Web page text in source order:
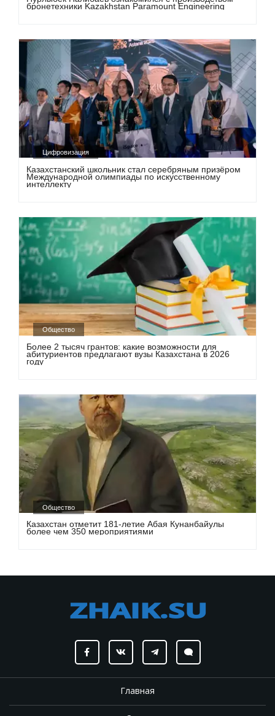
бронетехники Kazakhstan Paramount Engineering
Цифровизация
Казахстанский школьник стал серебряным призёром
Международной олимпиады по искусственному
интеллекту
Общество
Более 2 тысяч грантов: какие возможности для
абитуриентов предлагают вузы Казахстана в 2026
году
Общество
Казахстан отметит 181-летие Абая Кунанбайулы
более чем 350 мероприятиями
Главная